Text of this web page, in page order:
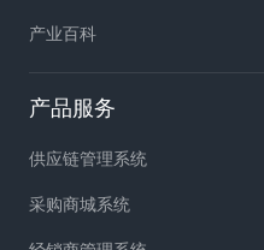
产业百科
产品服务
供应链管理系统
采购商城系统